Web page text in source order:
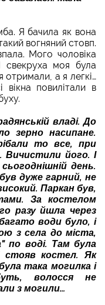
Я бачила як вона
вогняний стовп.
Мого чоловіка
свекруха моя була
а я легкі…
вікна повилітали в
владі. До
зерно насипане.
то все, при
Вичистили його. І
день.
дуже гарний, не
Паркан був,
За костелом
разу йшла через
води було, і
з села до міста,
по воді. Там була
стояв костел. Як
така могилка і
волосся не
з могили…